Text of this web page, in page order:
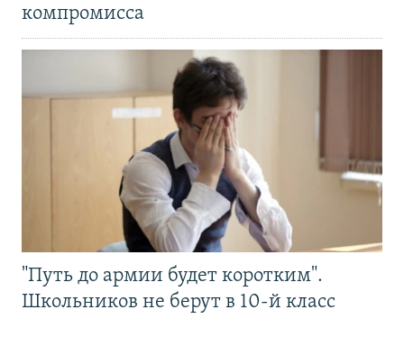
компромисса
"Путь до армии будет коротким".
Школьников не берут в 10-й класс